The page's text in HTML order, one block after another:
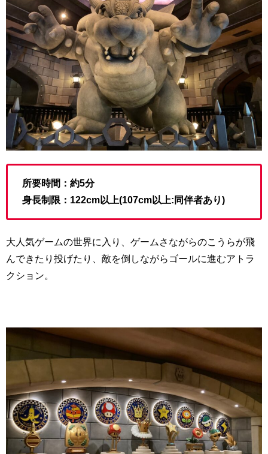
所要時間：約5分
身長制限：122cm以上(107cm以上:同伴者あり)
大人気ゲームの世界に入り、ゲームさながらのこうらが飛
んできたり投げたり、敵を倒しながらゴールに進むアトラ
クション。